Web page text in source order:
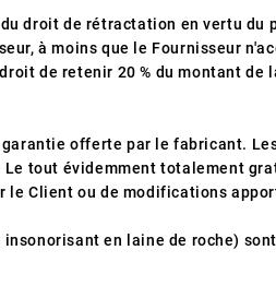
droit de rétractation en vertu du
à moins que le Fournisseur
de retenir 20 % du montant de
offerte par le fabricant.
Le tout évidemment totalement
le Client ou de modifications
en laine de roche)